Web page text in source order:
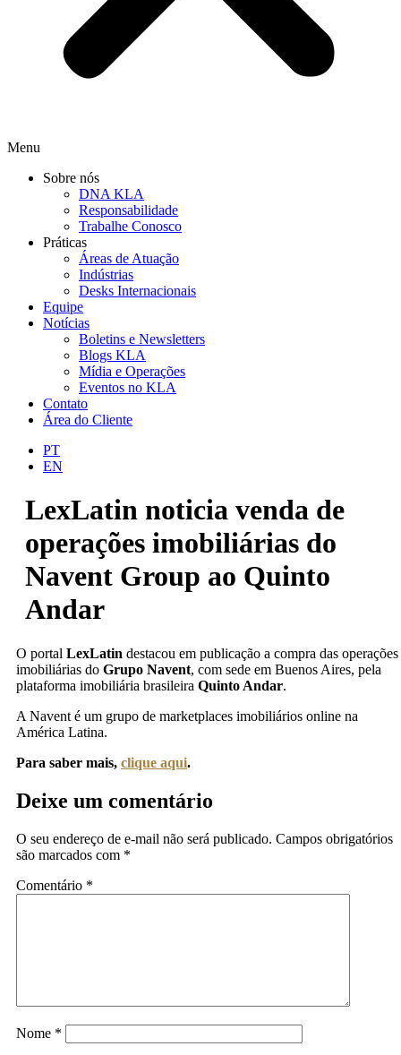
Menu
Sobre nós
DNA KLA
Responsabilidade
Trabalhe Conosco
Práticas
Áreas de Atuação
Indústrias
Desks Internacionais
Equipe
Notícias
Boletins e Newsletters
Blogs KLA
Mídia e Operações
Eventos no KLA
Contato
Área do Cliente
PT
EN
LexLatin noticia venda de
operações imobiliárias do
Navent Group ao Quinto
Andar
O portal LexLatin destacou em publicação a compra das operações
imobiliárias do Grupo Navent, com sede em Buenos Aires, pela
plataforma imobiliária brasileira Quinto Andar.
A Navent é um grupo de marketplaces imobiliários online na
América Latina.
Para saber mais, clique aqui.
Deixe um comentário
O seu endereço de e-mail não será publicado. Campos obrigatórios
são marcados com *
Comentário *
Nome *